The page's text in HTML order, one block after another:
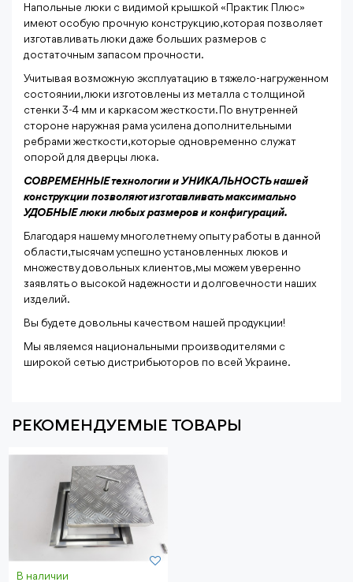
Напольные люки с видимой крышкой «Практик Плюс»
имеют особую прочную конструкцию, которая позволяет
изготавливать люки даже больших размеров с
достаточным запасом прочности.
Учитывая возможную эксплуатацию в тяжело-нагруженном
состоянии, люки изготовлены из металла с толщиной
стенки 3-4 мм и каркасом жесткости. По внутренней
стороне наружная рама усилена дополнительными
ребрами жесткости, которые одновременно служат
опорой для дверцы люка.
СОВРЕМЕННЫЕ технологии и УНИКАЛЬНОСТЬ нашей
конструкции позволяют изготавливать максимально
УДОБНЫЕ люки любых размеров и конфигураций.
Благодаря нашему многолетнему опыту работы в данной
области, тысячам успешно установленных люков и
множеству довольных клиентов, мы можем уверенно
заявлять о высокой надежности и долговечности наших
изделий.
Вы будете довольны качеством нашей продукции!
Мы являемся национальными производителями с
широкой сетью дистрибьюторов по всей Украине.
РЕКОМЕНДУЕМЫЕ ТОВАРЫ
В наличии